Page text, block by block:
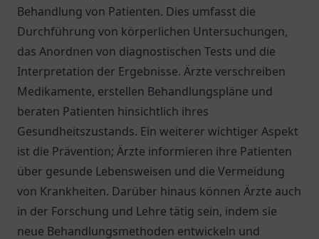
Behandlung von Patienten. Dies umfasst die
Durchführung von körperlichen Untersuchungen,
das Anordnen von diagnostischen Tests und die
Interpretation der Ergebnisse. Ärzte verschreiben
Medikamente, erstellen Behandlungspläne und
beraten Patienten hinsichtlich ihres
Gesundheitszustands. Ein weiterer wichtiger Aspekt
ist die Prävention; Ärzte informieren ihre Patienten
über gesunde Lebensweisen und die Vermeidung
von Krankheiten. Darüber hinaus können Ärzte auch
in der Forschung und Lehre tätig sein, indem sie
neue Behandlungsmethoden entwickeln und